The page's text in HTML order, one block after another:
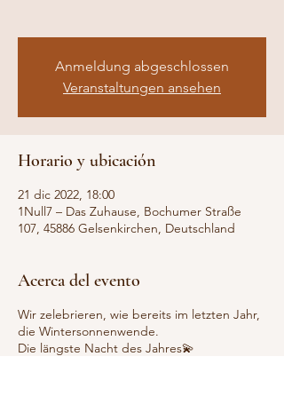
Anmeldung abgeschlossen
Veranstaltungen ansehen
Horario y ubicación
21 dic 2022, 18:00
1Null7 – Das Zuhause, Bochumer Straße
107, 45886 Gelsenkirchen, Deutschland
Acerca del evento
Wir zelebrieren, wie bereits im letzten Jahr,
die Wintersonnenwende.
Die längste Nacht des Jahres💫